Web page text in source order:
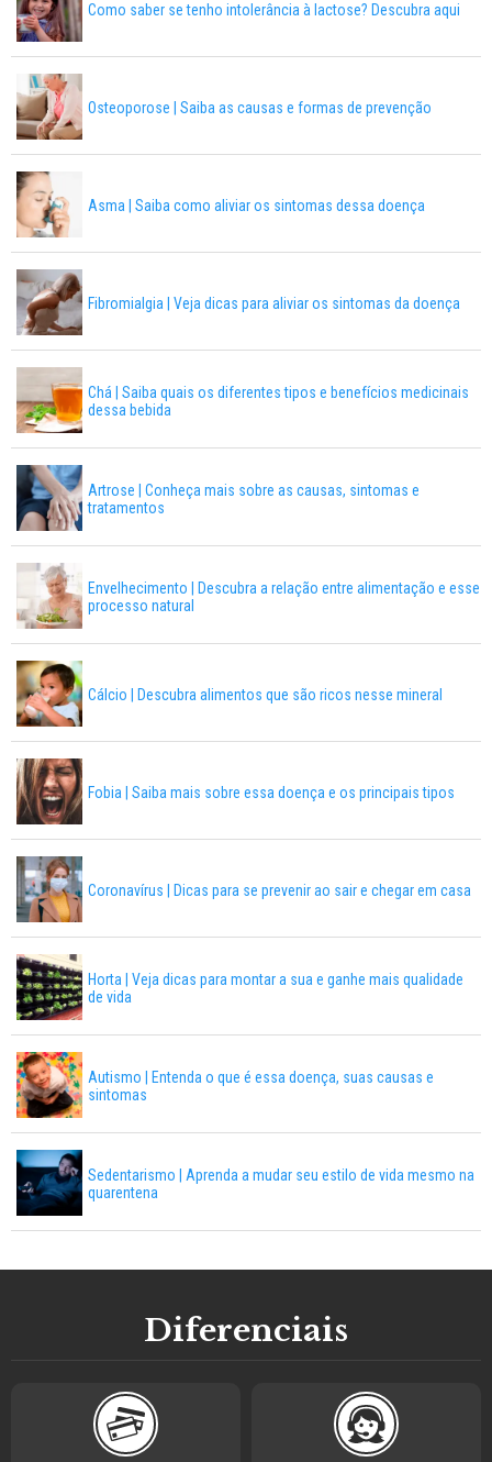
Como saber se tenho intolerância à lactose? Descubra aqui
Osteoporose | Saiba as causas e formas de prevenção
Asma | Saiba como aliviar os sintomas dessa doença
Fibromialgia | Veja dicas para aliviar os sintomas da doença
Chá | Saiba quais os diferentes tipos e benefícios medicinais
dessa bebida
Artrose | Conheça mais sobre as causas, sintomas e
tratamentos
Envelhecimento | Descubra a relação entre alimentação e esse
processo natural
Cálcio | Descubra alimentos que são ricos nesse mineral
Fobia | Saiba mais sobre essa doença e os principais tipos
Coronavírus | Dicas para se prevenir ao sair e chegar em casa
Horta | Veja dicas para montar a sua e ganhe mais qualidade
de vida
Autismo | Entenda o que é essa doença, suas causas e
sintomas
Sedentarismo | Aprenda a mudar seu estilo de vida mesmo na
quarentena
Diferenciais